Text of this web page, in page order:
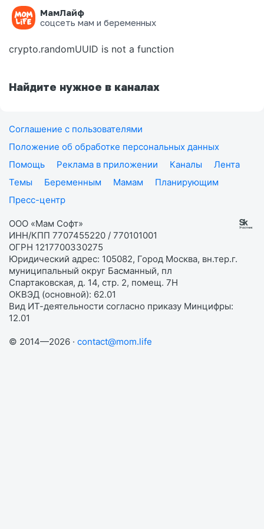
МамЛайф
соцсеть мам и беременных
Ошибка на странице
crypto.randomUUID is not a function
Найдите нужное в каналах
Соглашение с пользователями
Положение об обработке персональных данных
Помощь
Реклама в приложении Каналы
Лента
Темы
Беременным Мамам
Планирующим
Пресс-центр
ООО «Мам Софт»
ИНН/КПП 7707455220 / 770101001
ОГРН 1217700330275
Юридический адрес: 105082, Город Москва, вн.тер.г.
муниципальный округ Басманный, пл
Спартаковская, д. 14, стр. 2, помещ. 7Н
ОКВЭД (основной): 62.01
Вид ИТ-деятельности согласно приказу Минцифры:
12.01
© 2014—2026 · contact@mom.life